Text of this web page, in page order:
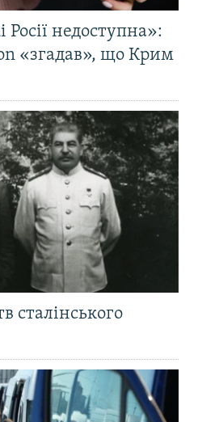
недоступна»:
«згадав», що Крим
сталінського